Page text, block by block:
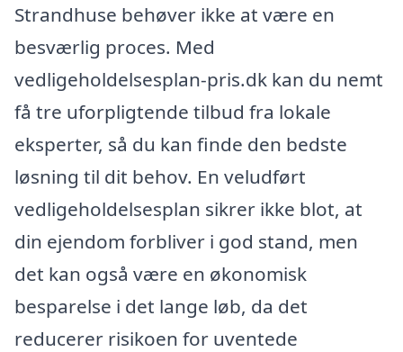
Strandhuse behøver ikke at være en
besværlig proces. Med
vedligeholdelsesplan-pris.dk kan du nemt
få tre uforpligtende tilbud fra lokale
eksperter, så du kan finde den bedste
løsning til dit behov. En veludført
vedligeholdelsesplan sikrer ikke blot, at
din ejendom forbliver i god stand, men
det kan også være en økonomisk
besparelse i det lange løb, da det
reducerer risikoen for uventede